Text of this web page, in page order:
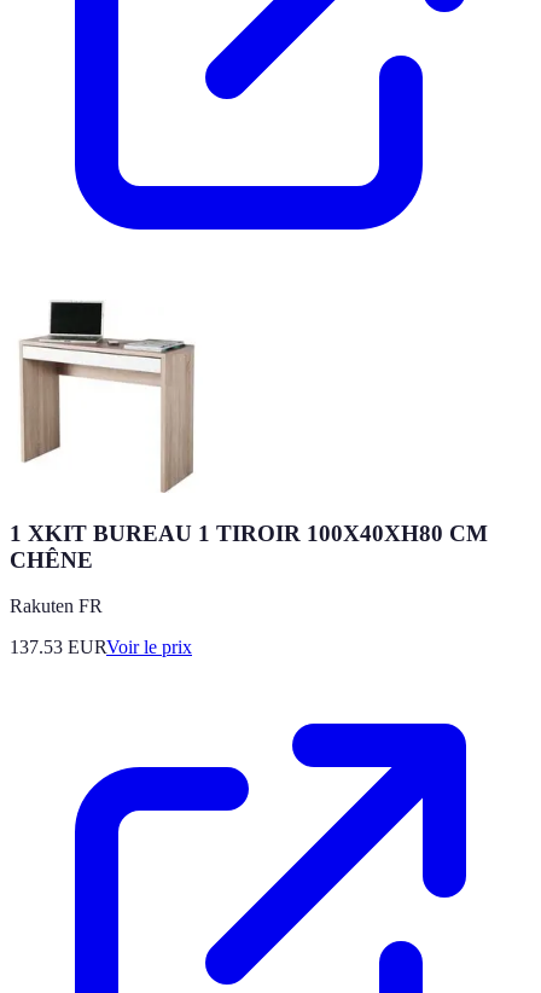
1 XKIT BUREAU 1 TIROIR 100X40XH80 CM
CHÊNE
Rakuten FR
137.53 EURVoir le prix